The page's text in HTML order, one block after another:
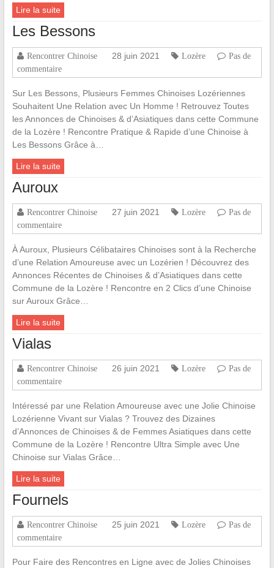
Lire la suite
Les Bessons
Rencontrer Chinoise 28 juin 2021 Lozère
Pas de
commentaire
Sur Les Bessons, Plusieurs Femmes Chinoises Lozériennes
Souhaitent Une Relation avec Un Homme ! Retrouvez Toutes
les Annonces de Chinoises & d’Asiatiques dans cette Commune
de la Lozère ! Rencontre Pratique & Rapide d’une Chinoise à
Les Bessons Grâce à…
Lire la suite
Auroux
Rencontrer Chinoise 27 juin 2021 Lozère
Pas de
commentaire
À Auroux, Plusieurs Célibataires Chinoises sont à la Recherche
d’une Relation Amoureuse avec un Lozérien ! Découvrez des
Annonces Récentes de Chinoises & d’Asiatiques dans cette
Commune de la Lozère ! Rencontre en 2 Clics d’une Chinoise
sur Auroux Grâce…
Lire la suite
Vialas
Rencontrer Chinoise 26 juin 2021 Lozère
Pas de
commentaire
Intéressé par une Relation Amoureuse avec une Jolie Chinoise
Lozérienne Vivant sur Vialas ? Trouvez des Dizaines
d’Annonces de Chinoises & de Femmes Asiatiques dans cette
Commune de la Lozère ! Rencontre Ultra Simple avec Une
Chinoise sur Vialas Grâce…
Lire la suite
Fournels
Rencontrer Chinoise 25 juin 2021 Lozère
Pas de
commentaire
Pour Faire des Rencontres en Ligne avec de Jolies Chinoises